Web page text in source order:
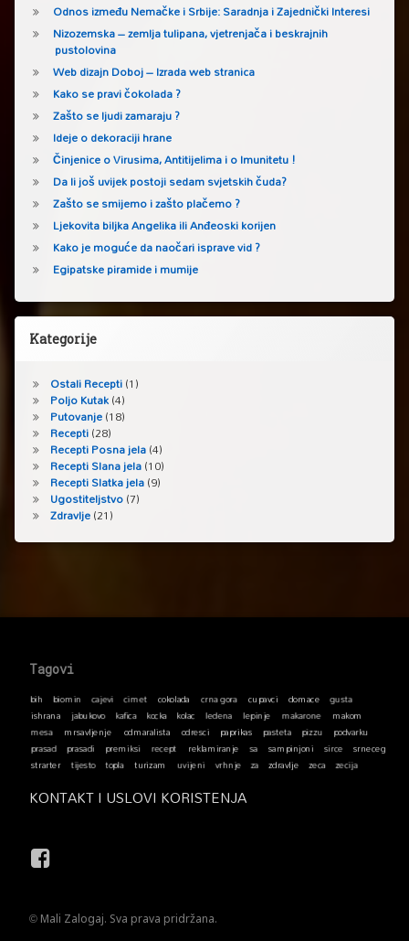
Odnos između Nemačke i Srbije: Saradnja i Zajednički Interesi
Nizozemska – zemlja tulipana, vjetrenjača i beskrajnih
pustolovina
Web dizajn Doboj – Izrada web stranica
Kako se pravi čokolada ?
Zašto se ljudi zamaraju ?
Ideje o dekoraciji hrane
Činjenice o Virusima, Antitijelima i o Imunitetu !
Da li još uvijek postoji sedam svjetskih čuda?
Zašto se smijemo i zašto plačemo ?
Ljekovita biljka Angelika ili Anđeoski korijen
Kako je moguće da naočari isprave vid ?
Egipatske piramide i mumije
Kategorije
Ostali Recepti(1)
Poljo Kutak(4)
Putovanje(18)
Recepti(28)
Recepti Posna jela(4)
Recepti Slana jela(10)
Recepti Slatka jela(9)
Ugostiteljstvo(7)
Zdravlje(21)
Podnožje → Vrh
Tagovi
bih biomin cajevi cimet cokolada crna gora cupavci domace
gusta
ishrana
jabukovo kafica kocka kolac ledena lepinje makarone
makom
mesa
mrsavljenje odmaralista odresci paprikas pasteta pizzu
podvarku
prasad
prasadi premiksi recept reklamiranje sa sampinjoni sirce
srneceg
strarter tijesto topla turizam uvijeni vrhnje za zdravlje zeca zecija
KONTAKT I USLOVI KORISTENJA
Facebook
© Mali Zalogaj. Sva prava pridržana.